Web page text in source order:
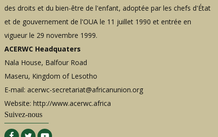
des droits et du bien-être de l'enfant, adoptée par les chefs d'État
et de gouvernement de l'OUA le 11 juillet 1990 et entrée en
vigueur le 29 novembre 1999.
ACERWC Headquaters
Nala House, Balfour Road
Maseru, Kingdom of Lesotho
E-mail: acerwc-secretariat@africanunion.org
Website: http://www.acerwc.africa
Suivez-nous